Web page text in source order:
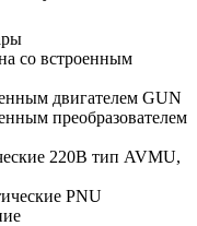
со встроенным
двигателем GUN
преобразователем
220B тип AVMU,
PNU